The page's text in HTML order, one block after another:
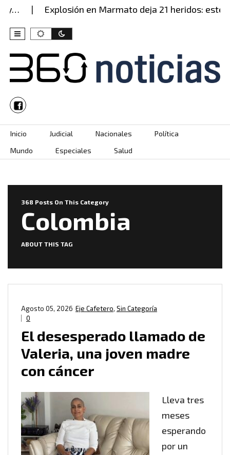
Explosión en Marmato deja 21 heridos: este es…
Skip to content
Inicio Judicial Nacionales
Política
Mundo
Especiales Salud
368 Posts On This Category
Colombia
ABOUT THIS TAG
Eje Cafetero, Sin Categoría
Agosto 05, 2026
0
El desesperado llamado de
Valeria, una joven madre
con cáncer
Lleva tres
meses
esperando
por un